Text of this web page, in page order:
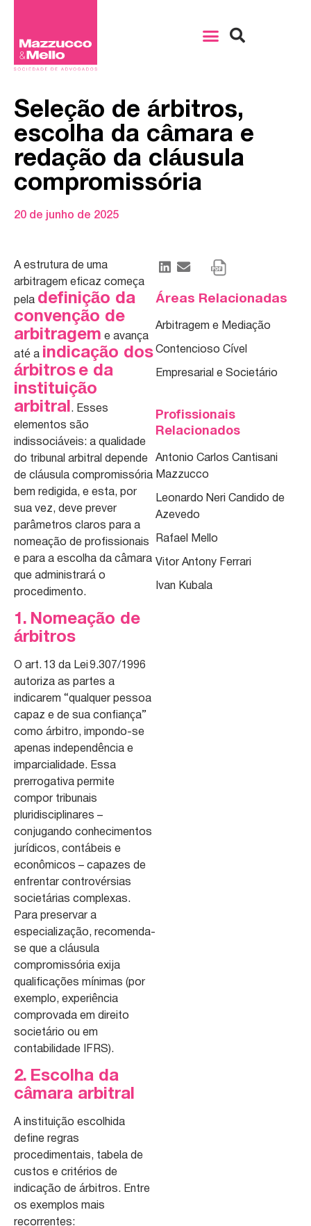
Seleção de árbitros,
escolha da câmara e
redação da cláusula
compromissória
20 de junho de 2025
A estrutura de uma
arbitragem eficaz começa
pela definição da
convenção de
arbitragem e avança
até a indicação dos
árbitros e da
instituição
arbitral . Esses
elementos são
indissociáveis: a qualidade
do tribunal arbitral depende
de cláusula compromissória
bem redigida, e esta, por
sua vez, deve prever
parâmetros claros para a
nomeação de profissionais
e para a escolha da câmara
que administrará o
procedimento.
1. Nomeação de
árbitros
O art. 13 da Lei 9.307/1996
autoriza as partes a
indicarem “qualquer pessoa
capaz e de sua confiança”
como árbitro, impondo-se
apenas independência e
imparcialidade. Essa
prerrogativa permite
compor tribunais
pluridisciplinares –
conjugando conhecimentos
jurídicos, contábeis e
econômicos – capazes de
enfrentar controvérsias
societárias complexas.
Para preservar a
especialização, recomenda-
se que a cláusula
compromissória exija
qualificações mínimas (por
exemplo, experiência
comprovada em direito
societário ou em
contabilidade IFRS).
2. Escolha da
câmara arbitral
A instituição escolhida
define regras
procedimentais, tabela de
custos e critérios de
indicação de árbitros. Entre
os exemplos mais
recorrentes:
Áreas Relacionadas
Arbitragem e Mediação
Contencioso Cível
Empresarial e Societário
Profissionais
Relacionados
Antonio Carlos Cantisani
Mazzucco
Leonardo Neri Candido de
Azevedo
Rafael Mello
Vitor Antony Ferrari
Ivan Kubala